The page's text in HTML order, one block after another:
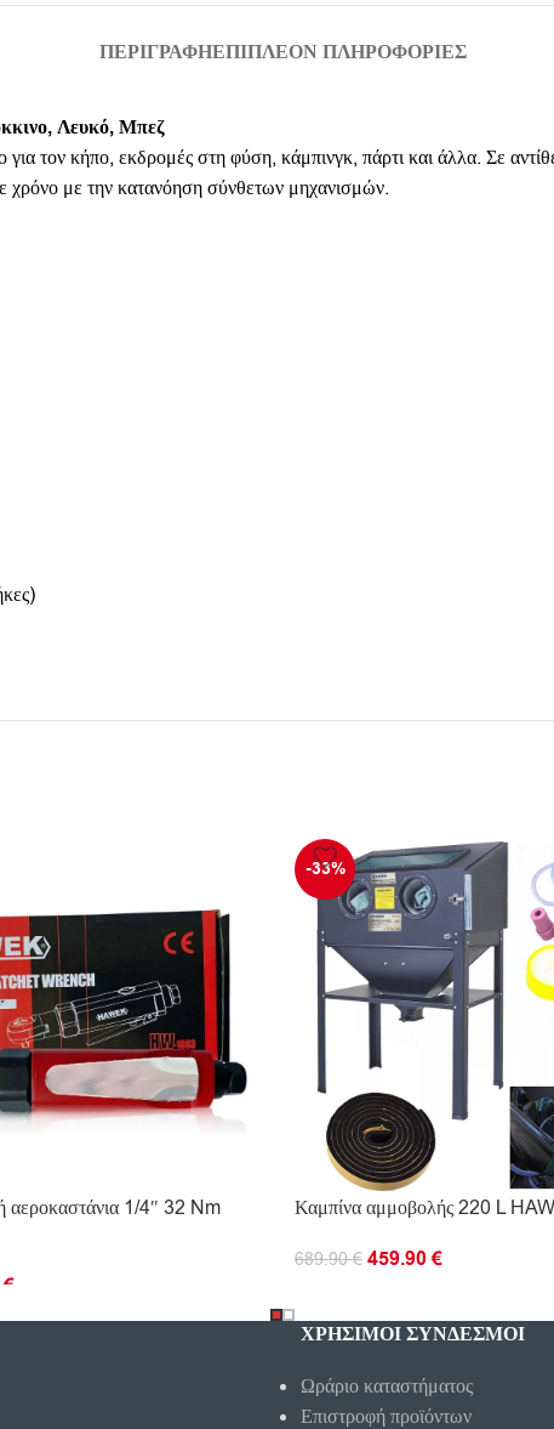
ΠΕΡΙΓΡΑΦΉΕΠΙΠΛΈΟΝ ΠΛΗΡΟΦΟΡΊΕΣ
Λευκό, Μπεζ
τον κήπο, εκδρομές στη φύση, κάμπινγκ, πάρτι και άλλα. Σε
χρόνο με την κατανόηση σύνθετων μηχανισμών.
αεροκαστάνια 1/4″ 32 Nm
€
ΚΑΛΆΘΙ
-33%
Καμπίνα αμμοβολής 220 L
689.90€ 459.90€
ΧΡΗΣΙΜΟΙ ΣΥΝΔΕΣΜΟΙ
Ωράριο καταστήματος
Επιστροφή προϊόντων